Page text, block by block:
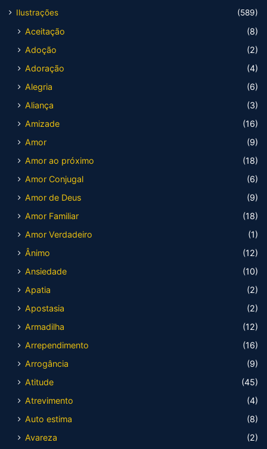
Ilustrações
(589)
Aceitação
(8)
Adoção
(2)
Adoração
(4)
Alegria
(6)
Aliança
(3)
Amizade
(16)
Amor
(9)
Amor ao próximo
(18)
Amor Conjugal
(6)
Amor de Deus
(9)
Amor Familiar
(18)
Amor Verdadeiro
(1)
Ânimo
(12)
Ansiedade
(10)
Apatia
(2)
Apostasia
(2)
Armadilha
(12)
Arrependimento
(16)
Arrogância
(9)
Atitude
(45)
Atrevimento
(4)
Auto estima
(8)
Avareza
(2)